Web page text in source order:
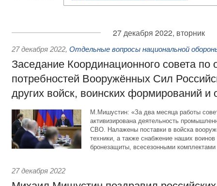
27 декабря 2022, вторник
27 декабря 2022, Отдельные вопросы национальной
Заседание Координационного совета по
потребностей Вооружённых Сил
других войск, воинских формирований и
М.Мишустин: «За два месяца работы
активизирована деятельность
СВО. Налажены поставки в войска
техники, а также снабжение наших
бронезащиты, всесезонными
27 декабря 2022